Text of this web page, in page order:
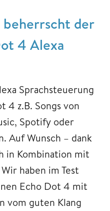
der
4 Alexa
Sprachsteuerung
4 z.B. Songs von
Spotify oder
Auf Wunsch – dank
in Kombination mit
haben im Test
Echo Dot 4 mit
vom guten Klang